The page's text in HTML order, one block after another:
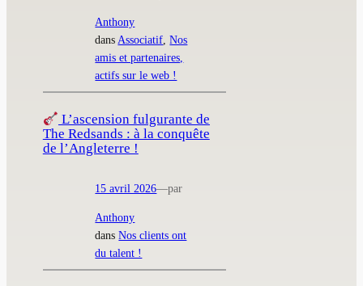
Anthony
dansAssociatif, Nos
amis et partenaires,
actifs sur le web !
L’ascension fulgurante de
The Redsands : à la conquête
de l’Angleterre !
15 avril 2026—par
Anthony
dansNos clients ont
du talent !